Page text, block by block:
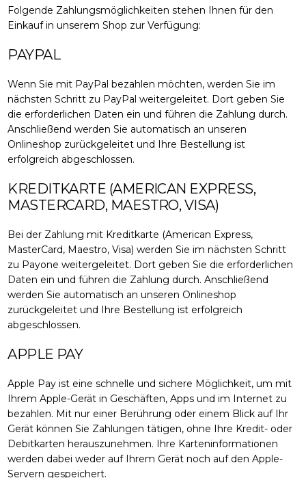
Folgende Zahlungsmöglichkeiten stehen Ihnen für den
Einkauf in unserem Shop zur Verfügung:
PAYPAL
Wenn Sie mit PayPal bezahlen möchten, werden Sie im
nächsten Schritt zu PayPal weitergeleitet. Dort geben Sie
die erforderlichen Daten ein und führen die Zahlung durch.
Anschließend werden Sie automatisch an unseren
Onlineshop zurückgeleitet und Ihre Bestellung ist
erfolgreich abgeschlossen.
KREDITKARTE (AMERICAN EXPRESS,
MASTERCARD, MAESTRO, VISA)
Bei der Zahlung mit Kreditkarte (American Express,
MasterCard, Maestro, Visa) werden Sie im nächsten Schritt
zu Payone weitergeleitet. Dort geben Sie die erforderlichen
Daten ein und führen die Zahlung durch. Anschließend
werden Sie automatisch an unseren Onlineshop
zurückgeleitet und Ihre Bestellung ist erfolgreich
abgeschlossen.
APPLE PAY
Apple Pay ist eine schnelle und sichere Möglichkeit, um mit
Ihrem Apple-Gerät in Geschäften, Apps und im Internet zu
bezahlen. Mit nur einer Berührung oder einem Blick auf Ihr
Gerät können Sie Zahlungen tätigen, ohne Ihre Kredit- oder
Debitkarten herauszunehmen. Ihre Karteninformationen
werden dabei weder auf Ihrem Gerät noch auf den Apple-
Servern gespeichert.